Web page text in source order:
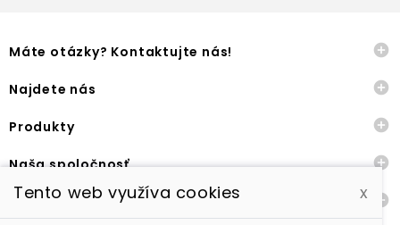
Máte otázky? Kontaktujte nás! 
Najdete nás 
Produkty 
Naša spoločnosť 
Ostatné 
Tento web využíva cookies x